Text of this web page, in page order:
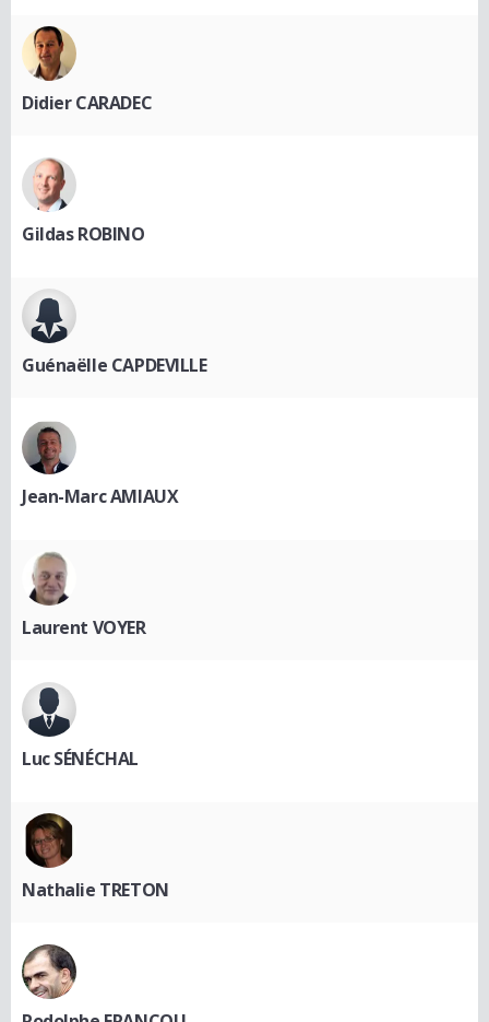
Didier CARADEC
Gildas ROBINO
Guénaëlle CAPDEVILLE
Jean-Marc AMIAUX
Laurent VOYER
Luc SÉNÉCHAL
Nathalie TRETON